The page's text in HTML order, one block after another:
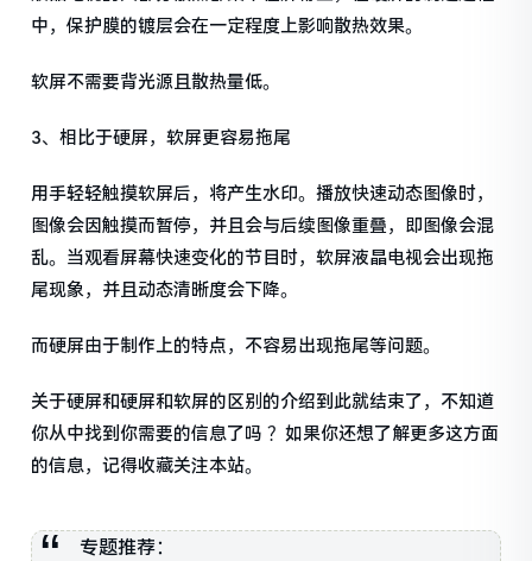
中，保护膜的镀层会在一定程度上影响散热效果。
软屏不需要背光源且散热量低。
3、相比于硬屏，软屏更容易拖尾
用手轻轻触摸软屏后，将产生水印。播放快速动态图像时，
图像会因触摸而暂停，并且会与后续图像重叠，即图像会混
乱。当观看屏幕快速变化的节目时，软屏液晶电视会出现拖
尾现象，并且动态清晰度会下降。
而硬屏由于制作上的特点，不容易出现拖尾等问题。
关于硬屏和硬屏和软屏的区别的介绍到此就结束了，不知道
你从中找到你需要的信息了吗 ？如果你还想了解更多这方面
的信息，记得收藏关注本站。
专题推荐：